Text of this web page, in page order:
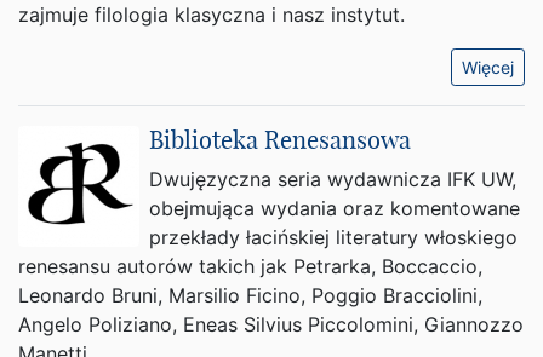
zajmuje filologia klasyczna i nasz instytut.
Więcej
Biblioteka Renesansowa
Dwujęzyczna seria wydawnicza IFK UW,
obejmująca wydania oraz komentowane
przekłady łacińskiej literatury włoskiego
renesansu autorów takich jak Petrarka, Boccaccio,
Leonardo Bruni, Marsilio Ficino, Poggio Bracciolini,
Angelo Poliziano, Eneas Silvius Piccolomini, Giannozzo